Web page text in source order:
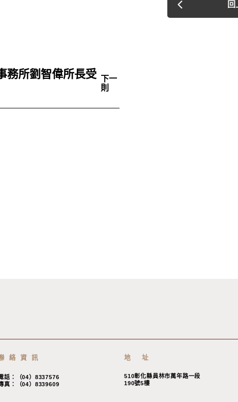
務所劉智偉所長受 下一
則
絡資訊
話：（04）8337576
真：（04）8339609
地 址
510彰化縣員林市萬年路一段
190號5樓